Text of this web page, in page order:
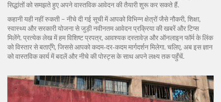
सिद्धांतों को समझते हुए अपने वास्तविक आवेदन की तैयारी शुरू कर सकते हैं.
कहानी यही नहीं रुकती – नीचे दी गई सूची में आपको विभिन्न क्षेत्रों जैसे नौकरी, शिक्षा,
स्वास्थ्य और सरकारी योजना से जुड़ी नवीनतम आवेदन प्रक्रिया की खबरें और टिप्स
मिलेंगे. प्रत्येक लेख में हम विशिष्ट प्रपत्र, आवश्यक दस्तावेज़ और ऑनलाइन फॉर्म के लिंक
को विस्तार से बताएँगे, जिससे आपको कदम‑दर‑कदम मार्गदर्शन मिलेगा. चलिए, अब इस ज्ञान
को वास्तविक कार्य में बदलें और नीचे की पोस्ट्स के साथ अपने लक्ष्य तक पहुँचें.